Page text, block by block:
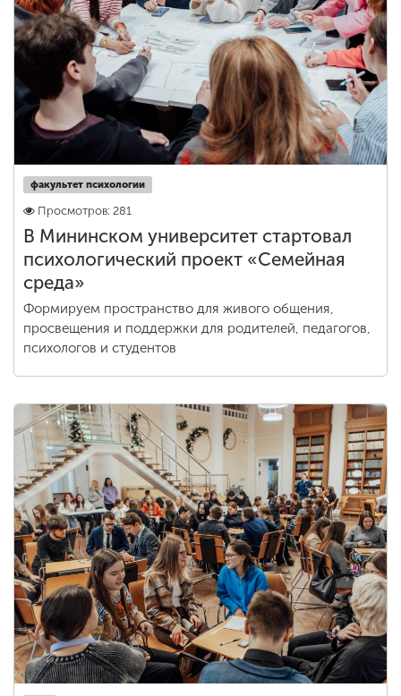
факультет психологии
Просмотров: 281
В Мининском университет стартовал
психологический проект «Семейная
среда»
Формируем пространство для живого общения,
просвещения и поддержки для родителей, педагогов,
психологов и студентов